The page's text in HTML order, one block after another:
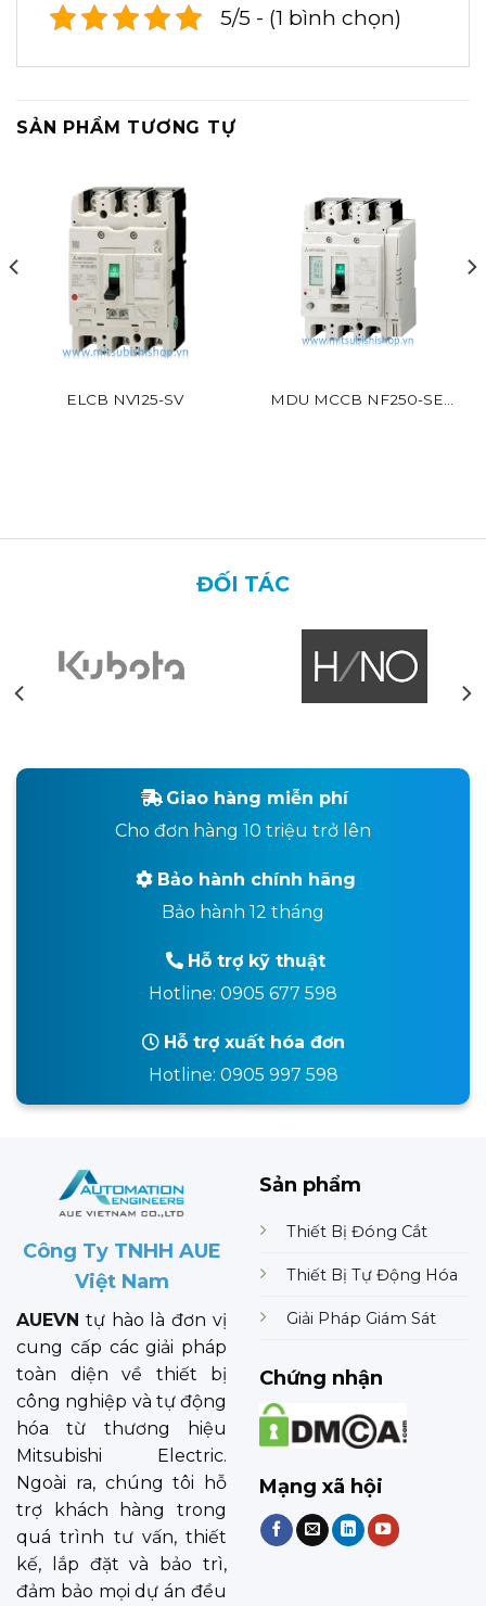
5/5 - (1 bình chọn)
SẢN PHẨM TƯƠNG TỰ
ELCB NV125-SV
MDU MCCB NF250-SEV
ĐỐI TÁC
Giao hàng miễn phí
Cho đơn hàng 10 triệu trở lên
Bảo hành chính hãng
Bảo hành 12 tháng
Hỗ trợ kỹ thuật
Hotline: 0905 677 598
Hỗ trợ xuất hóa đơn
Hotline: 0905 997 598
Công Ty TNHH AUE
Việt Nam
AUEVN tự hào là đơn vị
cung cấp các giải pháp
toàn diện về thiết bị
công nghiệp và tự động
hóa từ thương hiệu
Mitsubishi Electric.
Ngoài ra, chúng tôi hỗ
trợ khách hàng trong
quá trình tư vấn, thiết
kế, lắp đặt và bảo trì,
đảm bảo mọi dự án đều
Sản phẩm
Thiết Bị Đóng Cắt
Thiết Bị Tự Động Hóa
Giải Pháp Giám Sát
Chứng nhận
Mạng xã hội